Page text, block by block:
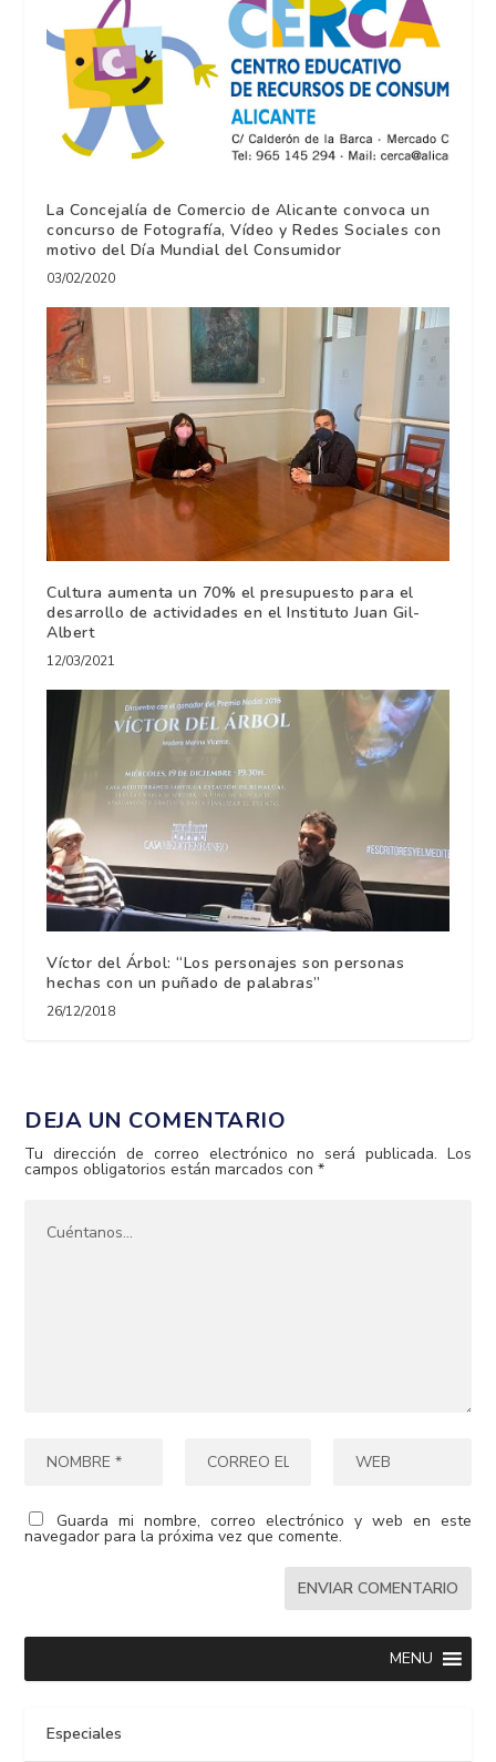
La Concejalía de Comercio de Alicante convoca un
concurso de Fotografía, Vídeo y Redes Sociales con
motivo del Día Mundial del Consumidor
03/02/2020
Cultura aumenta un 70% el presupuesto para el
desarrollo de actividades en el Instituto Juan Gil-
Albert
12/03/2021
Víctor del Árbol: “Los personajes son personas
hechas con un puñado de palabras”
26/12/2018
DEJA UN COMENTARIO
Tu dirección de correo electrónico no será publicada. Los
campos obligatorios están marcados con*
Guarda mi nombre, correo electrónico y web en este
navegador para la próxima vez que comente.
MENU
Especiales